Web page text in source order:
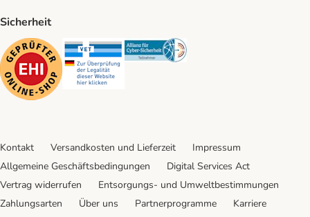
Sicherheit
Security Security Security
Kontakt Versandkosten und Lieferzeit
Impressum
Allgemeine Geschäftsbedingungen
Digital Services Act
Vertrag widerrufen
Entsorgungs- und Umweltbestimmungen
Zahlungsarten
Über uns Partnerprogramme
Karriere